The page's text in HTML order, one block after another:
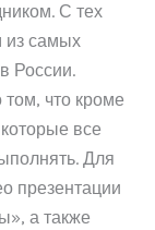
С тех
из самых
России.
что кроме
все
Для
презентации
а также